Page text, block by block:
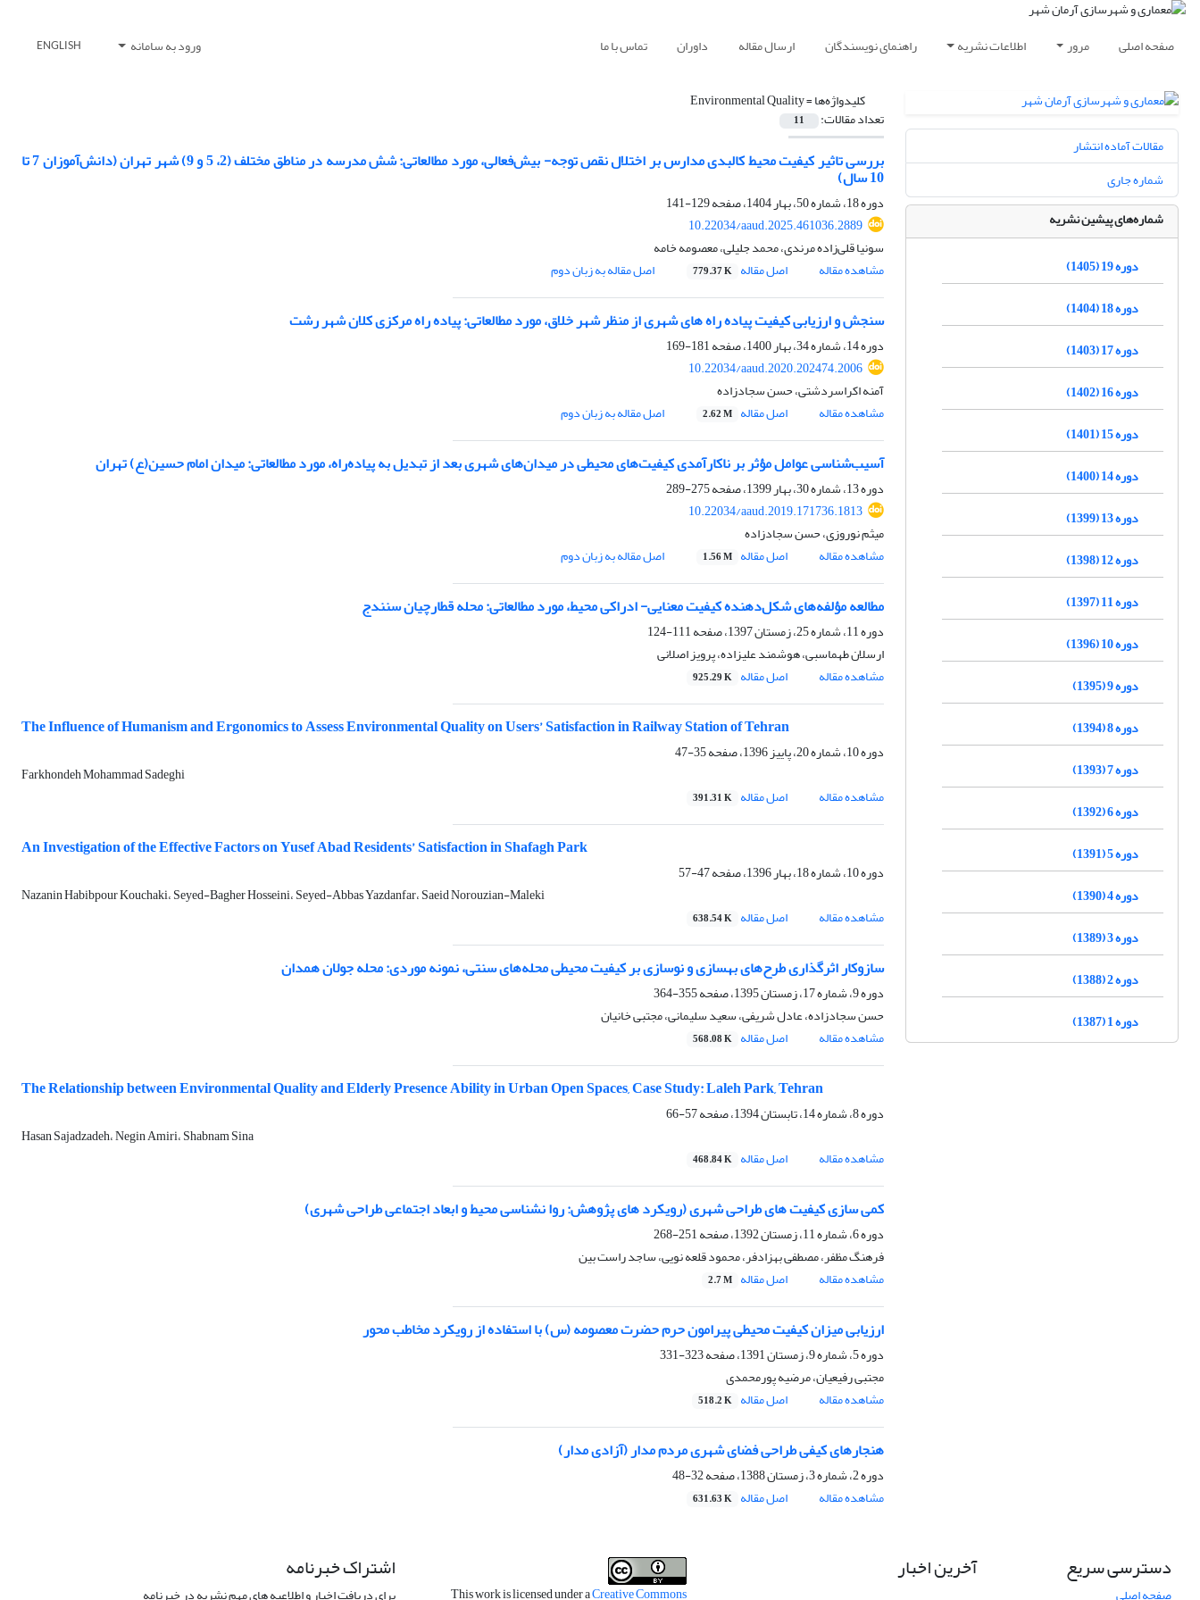
صفحه اصلی مرور اطلاعات نشریه راهنمای نویسندگان ارسال مقاله داوران تماس با ما ورود به سامانه ENGLISH
کلیدواژه‌ها =Environmental Quality
تعداد مقالات: 11
بررسی تاثیر کیفیت محیط کالبدی مدارس بر اختلال نقص توجه- بیش‌فعالی، مورد مطالعاتی: شش مدرسه در مناطق مختلف (2، 5 و 9) شهر تهران (دانش‌آموزان 7 تا
10 سال)
دوره 18، شماره 50، بهار 1404، صفحه
129-141
10.22034/aaud.2025.461036.2889
سونیا قلی‌زاده مرندی، محمد جلیلی، معصومه خامه
مشاهده مقاله
اصل مقاله 779.37 K اصل مقاله به زبان دوم
سنجش و ارزیابی کیفیت پیاده راه های شهری از منظر شهر خلاق، مورد مطالعاتی: پیاده راه مرکزی کلان شهر رشت
دوره 14، شماره 34، بهار 1400، صفحه
181-169
10.22034/aaud.2020.202474.2006
آمنه اکراسردشتی، حسن سجادزاده
مشاهده مقاله
اصل مقاله 2.62 M اصل مقاله به زبان دوم
آسیب‌شناسی عوامل مؤثر بر ناکارآمدی کیفیت‌های محیطی در میدان‌های شهری بعد از تبدیل به پیاده‌راه، مورد مطالعاتی: میدان امام حسین(ع) تهران
دوره 13، شماره 30، بهار 1399، صفحه
275-289
10.22034/aaud.2019.171736.1813
میثم نوروزی، حسن سجادزاده
مشاهده مقاله
اصل مقاله 1.56 M اصل مقاله به زبان دوم
مطالعه مؤلفه‌های شکل‌دهنده کیفیت معنایی- ادراکی محیط، مورد مطالعاتی: محله قطارچیان سنندج
دوره 11، شماره 25، زمستان 1397، صفحه
111-124
ارسلان طهماسبی، هوشمند علیزاده، پرویز اصلانی
مشاهده مقاله
اصل مقاله 925.29 K
The Influence of Humanism and Ergonomics to Assess Environmental Quality on Users’ Satisfaction in Railway Station of Tehran
دوره 10، شماره 20، پاییز 1396، صفحه
35-47
Farkhondeh Mohammad Sadeghi
مشاهده مقاله
اصل مقاله 391.31 K
An Investigation of the Effective Factors on Yusef Abad Residents’ Satisfaction in Shafagh Park
دوره 10، شماره 18، بهار 1396، صفحه
47-57
Nazanin Habibpour Kouchaki، Seyed-Bagher Hosseini، Seyed-Abbas Yazdanfar، Saeid Norouzian-Maleki
مشاهده مقاله
اصل مقاله 638.54 K
سازوکار اثرگذاری طرح‌های بهسازی و نوسازی بر کیفیت محیطی محله‌های سنتی، نمونه موردی: محله جولان همدان
دوره 9، شماره 17، زمستان 1395، صفحه
355-364
حسن سجادزاده، عادل شریفی، سعید سلیمانی، مجتبی خانیان
مشاهده مقاله
اصل مقاله 568.08 K
The Relationship between Environmental Quality and Elderly Presence Ability in Urban Open Spaces, Case Study: Laleh Park, Tehran
دوره 8، شماره 14، تابستان 1394، صفحه
57-66
Hasan Sajadzadeh، Negin Amiri، Shabnam Sina
مشاهده مقاله
اصل مقاله 468.84 K
کمی سازی کیفیت های طراحی شهری (رویکرد های پژوهش: روا نشناسی محیط و ابعاد اجتماعی طراحی شهری)
دوره 6، شماره 11، زمستان 1392، صفحه
251-268
فرهنگ مظفر، مصطفی بهزادفر، محمود قلعه نویی، ساجد راست بین
مشاهده مقاله
اصل مقاله 2.7 M
ارزیابی میزان کیفیت محیطی پیرامون حرم حضرت معصومه (س) با استفاده از رویکرد مخاطب محور
دوره 5، شماره 9، زمستان 1391، صفحه
323-331
مجتبی رفیعیان، مرضیه پورمحمدی
مشاهده مقاله
اصل مقاله 518.2 K
هنجارهای کیفی طراحی فضای شهری مردم مدار (آزادی مدار)
دوره 2، شماره 3، زمستان 1388، صفحه
32-48
مشاهده مقاله
اصل مقاله 631.63 K
مقالات آماده انتشار
شماره جاری
شماره‌های پیشین نشریه
دوره 19 (1405)
دوره 18 (1404)
دوره 17 (1403)
دوره 16 (1402)
دوره 15 (1401)
دوره 14 (1400)
دوره 13 (1399)
دوره 12 (1398)
دوره 11 (1397)
دوره 10 (1396)
دوره 9 (1395)
دوره 8 (1394)
دوره 7 (1393)
دوره 6 (1392)
دوره 5 (1391)
دوره 4 (1390)
دوره 3 (1389)
دوره 2 (1388)
دوره 1 (1387)
دسترسی سریع آخرین اخبار
This work is licensed under aCreative Commons
اشتراک خبرنامه